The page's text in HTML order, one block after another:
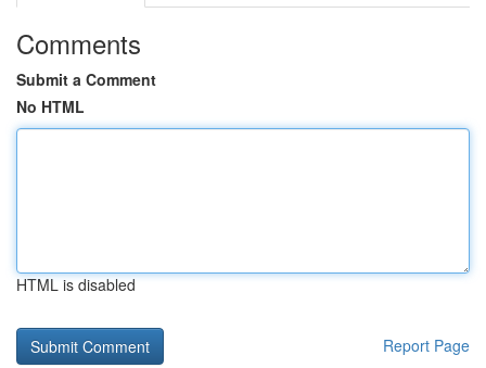
Comments
Submit a Comment
No HTML
HTML is disabled
Report Page